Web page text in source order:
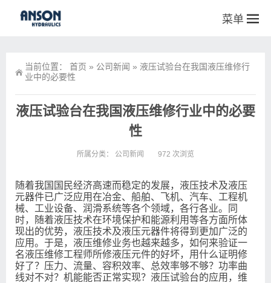
菜单
当前位置： 首页 » 公司新闻 » 液压试验台在我国液压维修行
业中的必要性
液压试验台在我国液压维修行业中的必要
性
所属分类： 公司新闻 972 次浏览
随着我国国民经济高速而稳定的发展，液压技术及液压
元器件已广泛应用在冶金、船舶、飞机、汽车、工程机
械、工业设备、润滑系统等各个领域，各行各业。同
时，随着液压技术在环境保护和能源利用等各方面所体
现出的优势，液压技术及液压元器件将得到更加广泛的
应用。于是，液压维修业务也越来越多，如何来验证一
名液压维修工程师所修液压元件的好坏，用什么证明修
好了？压力、流量、容积效率、总效率够不够？功率曲
线对不对？机能能否正常实现？液压试验台的应用，维